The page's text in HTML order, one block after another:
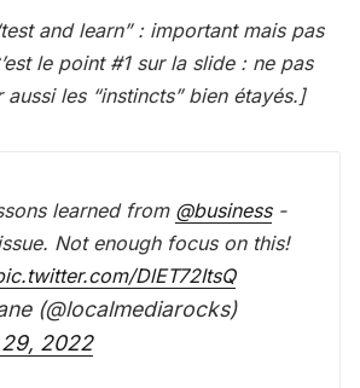
and learn” : important mais pas
le point #1 sur la slide : ne pas
les “instincts” bien étayés.]
learned from @business⁩ -
Not enough focus on this!
DlET72ItsQ
(@localmediarocks)
2022